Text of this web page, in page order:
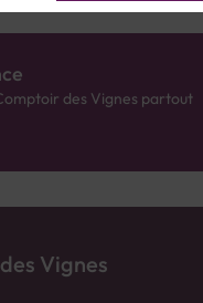
des Vignes partout
Vignes